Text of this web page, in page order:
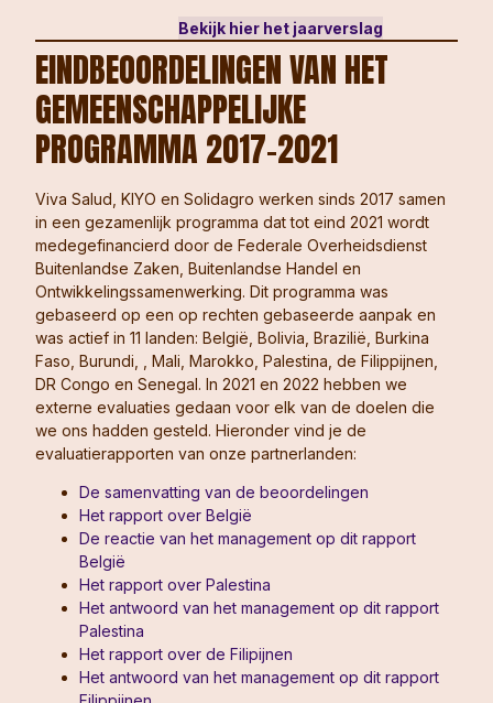
Bekijk hier het jaarverslag
EINDBEOORDELINGEN VAN HET
GEMEENSCHAPPELIJKE
PROGRAMMA 2017-2021
Viva Salud, KIYO en Solidagro werken sinds 2017 samen
in een gezamenlijk programma dat tot eind 2021 wordt
medegefinancierd door de Federale Overheidsdienst
Buitenlandse Zaken, Buitenlandse Handel en
Ontwikkelingssamenwerking. Dit programma was
gebaseerd op een op rechten gebaseerde aanpak en
was actief in 11 landen: België, Bolivia, Brazilië, Burkina
Faso, Burundi, , Mali, Marokko, Palestina, de Filippijnen,
DR Congo en Senegal. In 2021 en 2022 hebben we
externe evaluaties gedaan voor elk van de doelen die
we ons hadden gesteld. Hieronder vind je de
evaluatierapporten van onze partnerlanden:
De samenvatting van de beoordelingen
Het rapport over België
De reactie van het management op dit rapport
België
Het rapport over Palestina
Het antwoord van het management op dit rapport
Palestina
Het rapport over de Filipijnen
Het antwoord van het management op dit rapport